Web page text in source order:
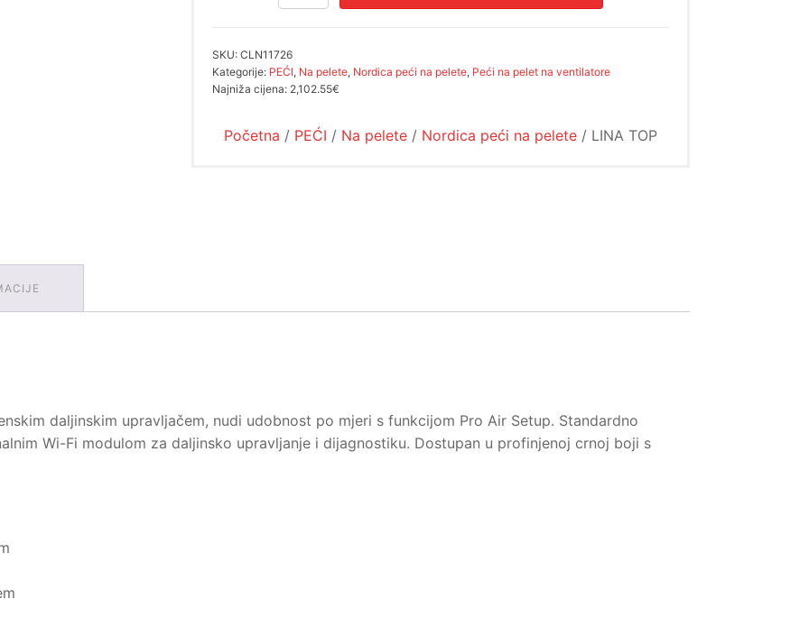
SKU:CLN11726
Kategorije: PEĆI, Na pelete, Nordica peći na pelete, Peći na pelet na ventilatore
Najniža cijena: 2,102.55€
Početna / PEĆI / Na pelete / Nordica peći na pelete / LINA TOP
daljinskim upravljačem, nudi udobnost po mjeri s funkcijom Pro Air Setup. Standardno
Wi-Fi modulom za daljinsko upravljanje i dijagnostiku. Dostupan u profinjenoj crnoj boji s